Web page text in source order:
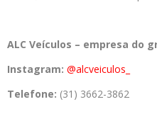
ALC Veículos – empresa do
Instagram: @alcveiculos_
Telefone: (31) 3662-3862